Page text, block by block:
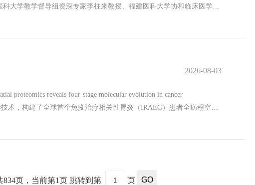
学教学督导组资深专家李柱来教授、福建医科大学协和临床医学院
深化教育教学改革，助力青年教师成长，为培养更多兼具过硬专业技
2026-08-03
reveals four-stage molecular evolution in cancer
术，构建了全球首个免疫治疗相关性胃炎（IRAEG）患者全病程空间
疗中心）/供稿 石磊 陈平/文 林晶/审
834页，当前第1页 跳转到第 页 GO